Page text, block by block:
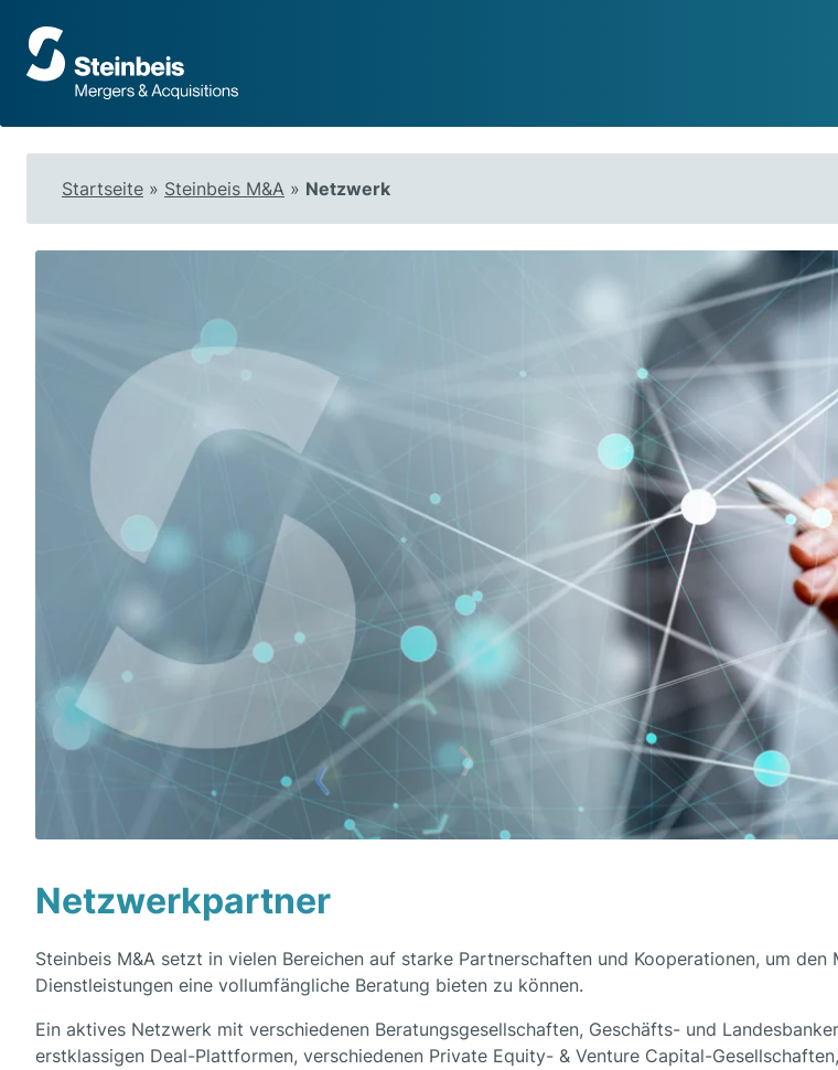
Zur
Startseite
Startseite » Steinbeis M&A » Netzwerk
Netzwerkpartner
Steinbeis M&A setzt in vielen Bereichen auf starke Partnerschaften und Kooperationen, um den
Dienstleistungen eine vollumfängliche Beratung bieten zu können.
Ein aktives Netzwerk mit verschiedenen Beratungsgesellschaften, Geschäfts- und
erstklassigen Deal-Plattformen, verschiedenen Private Equity- & Venture Capital-